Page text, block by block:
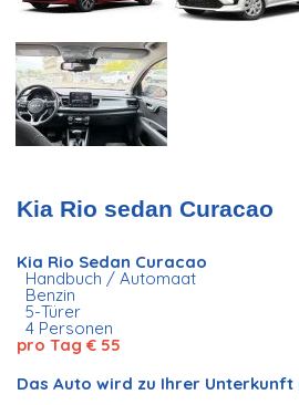
Kia Rio sedan Curacao
Kia Rio Sedan Curacao
Handbuch / Automaat
Benzin
5-Türer
4 Personen
pro Tag € 55
Das Auto wird zu Ihrer